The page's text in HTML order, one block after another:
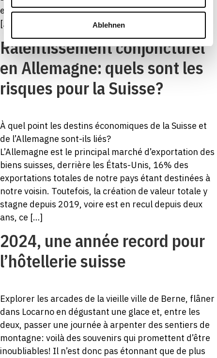
Ablehnen
et les perspectives d’emploi de manière nettement
[…]
Ralentissement conjoncturel
en Allemagne: quels sont les
risques pour la Suisse?
À quel point les destins économiques de la Suisse et
de l’Allemagne sont-ils liés?
L’Allemagne est le principal marché d’exportation des
biens suisses, derrière les États-Unis, 16% des
exportations totales de notre pays étant destinées à
notre voisin. Toutefois, la création de valeur totale y
stagne depuis 2019, voire est en recul depuis deux
ans, ce […]
2024, une année record pour
l’hôtellerie suisse
Explorer les arcades de la vieille ville de Berne, flâner
dans Locarno en dégustant une glace et, entre les
deux, passer une journée à arpenter des sentiers de
montagne: voilà des souvenirs qui promettent d’être
inoubliables! Il n’est donc pas étonnant que de plus